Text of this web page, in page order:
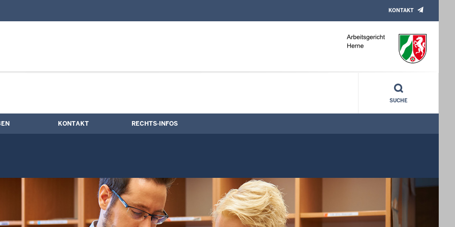
Kontaktformular
KONTAKT
SUCHE
KONTAKT RECHTS-INFOS